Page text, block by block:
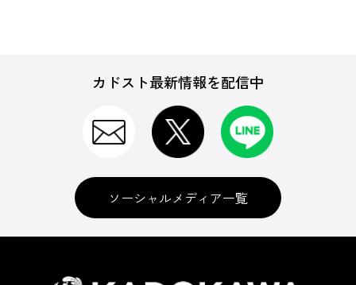
カドスト最新情報を配信中
ソーシャルメディア一覧